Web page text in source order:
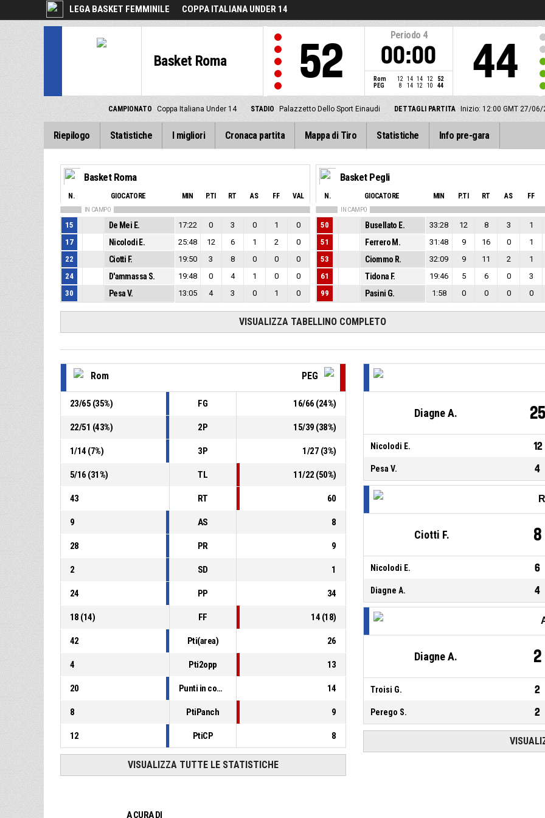
LEGA BASKET FEMMINILE COPPA ITALIANA UNDER 14
Basket Roma 52
Periodo 4
00:00
Rom 12 14 14 12
52
PEG
8 14 12 10 44 44
CAMPIONATO Coppa Italiana Under 14 STADIO Palazzetto Dello Sport Einaudi DETTAGLI PARTITA Inizio: 12:00 GMT 27/06/
Riepilogo Statistiche I migliori Cronaca partita Mappa di Tiro Statistiche Info pre-gara
Basket Roma
N. GIOCATORE MIN P.TI RT AS FF VAL
IN CAMPO
15 De Mei E. 17:22 0 3 0 1
0
17
Nicolodi E. 25:48 12 6 1 2
0
22
Ciotti F. 19:50 3 8 0 0
0
24
D'ammassa S. 19:48 0 4 1 0
0
30
Pesa V. 13:05 4 3 0 1 0
Basket Pegli
N. GIOCATORE MIN P.TI RT AS FF
IN CAMPO
50 Busellato E. 33:28 12 8 3 1
51
Ferrero M. 31:48 9 16 0 1
53
Ciommo R. 32:09 9 11 2 1
61
Tidona F. 19:46 5 6 0 3
99
Pasini G. 1:58 0 0 0 0
VISUALIZZA TABELLINO COMPLETO
Rom PEG
23/65 (35%) FG 16/66 (24%)
22/51 (43%) 2P 15/39 (38%)
1/14 (7%) 3P 1/27 (3%)
5/16 (31%) TL 11/22 (50%)
43 RT 60
9 AS 8
28 PR 9
2 SD 1
24 PP 34
18 (14) FF 14 (18)
42 Pti(area) 26
4 Pti2opp 13
20 Punti in contropiede 14
8 PtiPanch 9
12 PtiCP 8
VISUALIZZA TUTTE LE STATISTICHE
Diagne A. 25
Nicolodi E. 12
Pesa V. 4
Ciotti F. 8
Nicolodi E. 6
Diagne A. 4
Diagne A. 2
Troisi G. 2
Perego S. 2
A CURA DI